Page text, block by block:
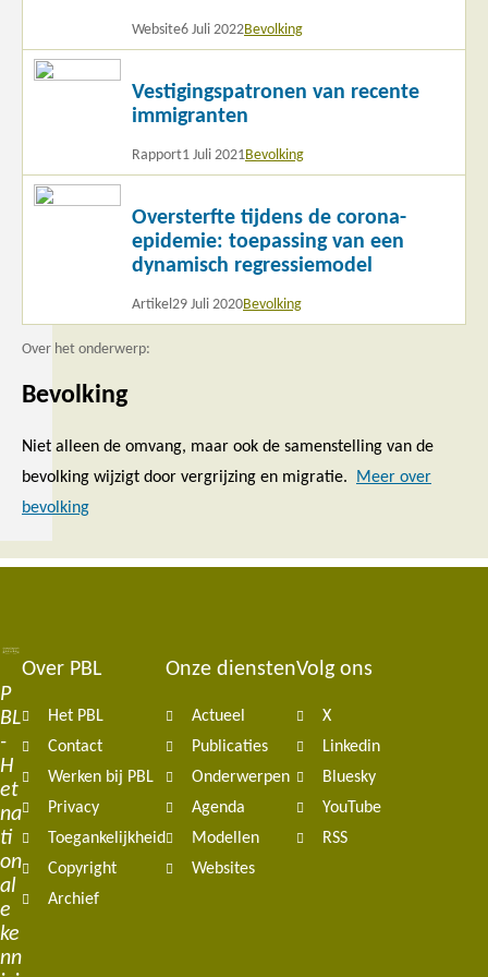
Website6 Juli 2022Bevolking
Vestigingspatronen van recente
immigranten
Rapport1 Juli 2021Bevolking
Lees
Oversterfte tijdens de corona-
epidemie: toepassing van een
dynamisch regressiemodel
Artikel29 Juli 2020Bevolking
Lees
Over het onderwerp:
Bevolking
Niet alleen de omvang, maar ook de samenstelling van de
bevolking wijzigt door vergrijzing en migratie.
Meer over
bevolking
P
BL
-
H
et
na
ti
on
al
e
ke
nn
Footer
navigation
Over PBL
Het PBL
Contact
Werken bij PBL
Privacy
Toegankelijkheid
Copyright
Archief
Onze diensten
Actueel
Publicaties
Onderwerpen
Agenda
Modellen
Websites
Volg ons
X
Linkedin
Bluesky
YouTube
RSS